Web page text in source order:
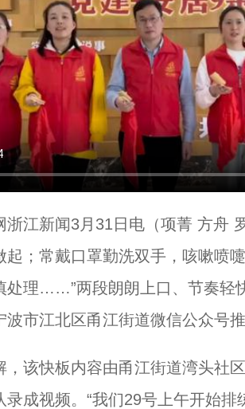
新闻3月31日电（项菁 方舟
起；常戴口罩勤洗双手，咳嗽喷
处理……”两段朗朗上口、节奏轻
波市江北区甬江街道微信公众号
快板内容由甬江街道湾头社区
录成视频。“我们29号上午开始